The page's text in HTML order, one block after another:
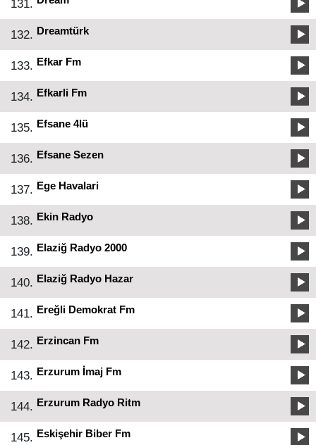
131.
132. Dreamtürk
133. Efkar Fm
134. Efkarli Fm
135. Efsane 4lü
136. Efsane Sezen
137. Ege Havalari
138. Ekin Radyo
139. Elaziğ Radyo 2000
140. Elaziğ Radyo Hazar
141. Ereğli Demokrat Fm
142. Erzincan Fm
143. Erzurum İmaj Fm
144. Erzurum Radyo Ritm
145. Eskişehir Biber Fm